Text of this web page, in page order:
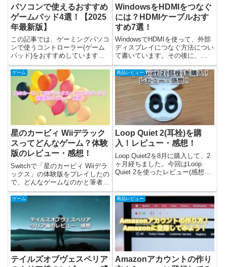
パソコンで使えるおすすめ
ゲームパッド4選！【2025
年最新版】
この記事では、ゲーミングパソコ
ンで使うコントローラー(ゲーム
パッド)をおすすめしています。
Xbox・Steam・Epic Gamesで買
ったゲームをするために、ゲーム
コントローラーがあると便利で
す。ゲストさんパソコンでゲーム
始めたんだけど、...
WindowsをHDMIをつなぐ
には？HDMIケーブルおす
すめ7選！
WindowsでHDMIを使って、外部
ディスプレイにつなぐ方法につい
て書いています。その後に、
HDMIケーブルと変換ケーブルを
7つおすすめしています。最後に
どれが良いか考察しました。Mac
でHDMIをつなぐ方法について
は、こちらに書きました...
ゲーム
星のカービィ Wiiデラック
スってどんなゲーム？体験
版のレビュー・感想！
Switchで「星のカービィ Wiiデラ
ックス」の体験版をプレイしたの
で、どんなゲームなのかと筆者の
レビュー(感想)を書いています。
星のカービィ Wiiデラックスはど
ラックスは任天堂が2023年2月24
日に...
商品レビュー
Loop Quiet 2(耳栓)を購
入！レビュー・感想！
Loop Quiet2を8月に購入して、2
ヶ月経ちました。今回はLoop
Quiet 2を使ったレビュー(感想）
Loop Quiet2はシリコン素材の耳
栓です！ポリウレタ...
ゲーム
テイルズオブヴェスペリア
商品レビュー
Amazonアカウントの作り